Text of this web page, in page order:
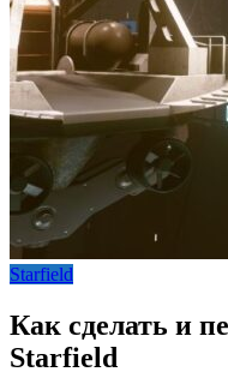
Starfield
Как сделать и
Starfield